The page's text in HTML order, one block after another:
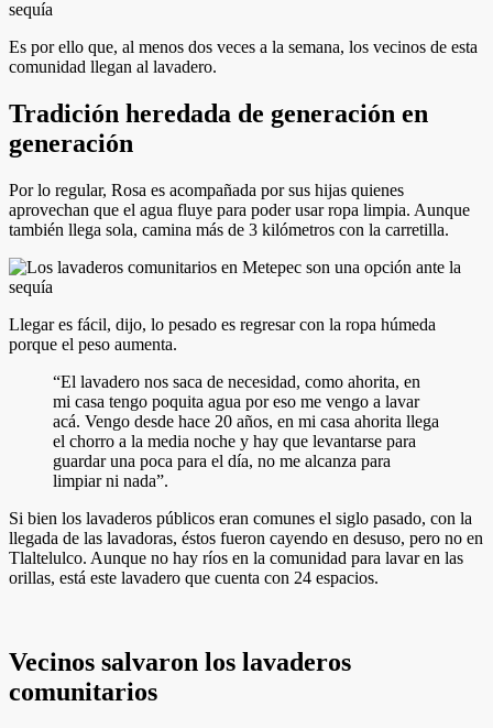
Es por ello que, al menos dos veces a la semana, los vecinos de esta
comunidad llegan al lavadero.
Tradición heredada de generación en
generación
Por lo regular, Rosa es acompañada por sus hijas quienes
aprovechan que el agua fluye para poder usar ropa limpia. Aunque
también llega sola, camina más de 3 kilómetros con la carretilla.
Llegar es fácil, dijo, lo pesado es regresar con la ropa húmeda
porque el peso aumenta.
“El lavadero nos saca de necesidad, como ahorita, en
mi casa tengo poquita agua por eso me vengo a lavar
acá. Vengo desde hace 20 años, en mi casa ahorita llega
el chorro a la media noche y hay que levantarse para
guardar una poca para el día, no me alcanza para
limpiar ni nada”.
Si bien los lavaderos públicos eran comunes el siglo pasado, con la
llegada de las lavadoras, éstos fueron cayendo en desuso, pero no en
Tlaltelulco. Aunque no hay ríos en la comunidad para lavar en las
orillas, está este lavadero que cuenta con 24 espacios.
Vecinos salvaron los lavaderos
comunitarios